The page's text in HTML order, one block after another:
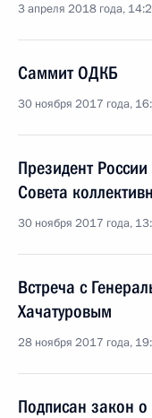
3 апреля 2018 года,
Саммит ОДКБ
30 ноября 2017 года,
Президент
Совета
30 ноября 2017 года,
Встреча с
Хачатуровым
28 ноября 2017 года,
Подписан закон